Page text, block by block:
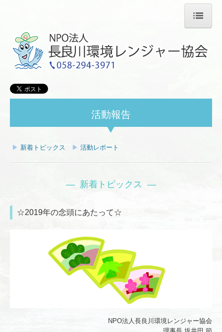
ホーム
協会紹介
活動紹介
活動スケジュール
事務局よりお知らせ
レンジャー通信
活動報告
▶ 新着トピックス ▶ 活動レポート
― 新着トピックス ―
☆2019年の念頭にあたって☆
NPO法人長良川環境レンジャー協会